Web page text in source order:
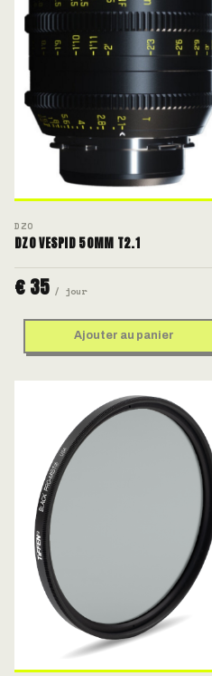
DZO
DZO VESPID 50MM T2.1
€ 35 / jour
Ajouter au panier